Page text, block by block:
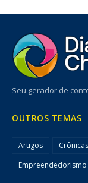
Seu gerador de
OUTROS TEMAS
Artigos Crônicas
Empreendedorismo